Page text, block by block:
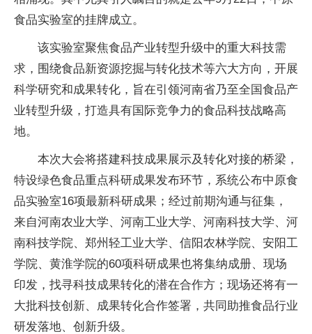
食品实验室的挂牌成立。
该实验室聚焦食品产业转型升级中的重大科技需
求，围绕食品新资源挖掘与转化技术等六大方向，开展
科学研究和成果转化，旨在引领河南省乃至全国食品产
业转型升级，打造具有国际竞争力的食品科技战略高
地。
本次大会将搭建科技成果展示及转化对接的桥梁，
特设绿色食品重点科研成果发布环节，系统公布中原食
品实验室16项最新科研成果；经过前期沟通与征集，
来自河南农业大学、河南工业大学、河南科技大学、河
南科技学院、郑州轻工业大学、信阳农林学院、安阳工
学院、黄淮学院的60项科研成果也将集纳成册、现场
印发，找寻科技成果转化的潜在合作方；现场还将有一
大批科技创新、成果转化合作签署，共同助推食品行业
研发落地、创新升级。